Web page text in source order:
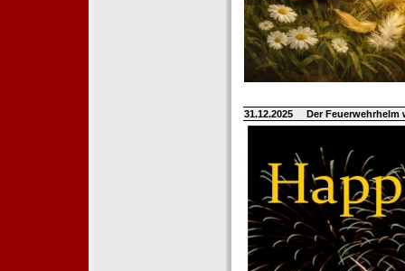
31.12.2025 Der